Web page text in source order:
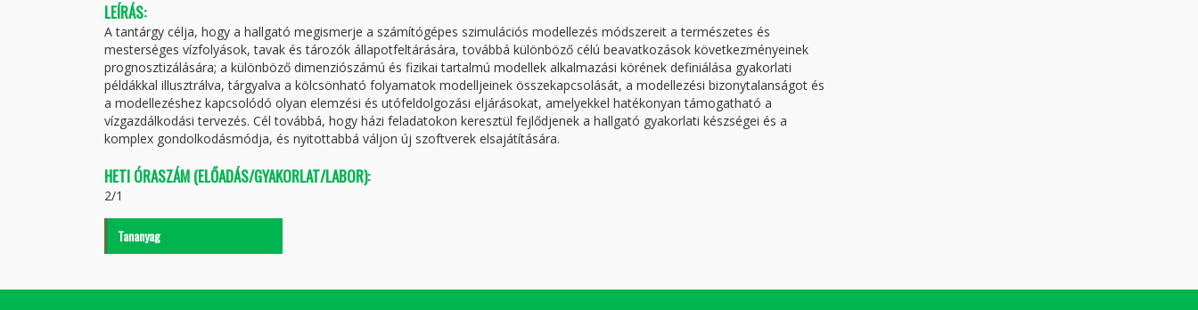
LEÍRÁS:
A tantárgy célja, hogy a hallgató megismerje a számítógépes szimulációs modellezés módszereit a természetes és
mesterséges vízfolyások, tavak és tározók állapotfeltárására, továbbá különböző célú beavatkozások következményeinek
prognosztizálására; a különböző dimenziószámú és fizikai tartalmú modellek alkalmazási körének definiálása gyakorlati
példákkal illusztrálva, tárgyalva a kölcsönható folyamatok modelljeinek összekapcsolását, a modellezési bizonytalanságot és
a modellezéshez kapcsolódó olyan elemzési és utófeldolgozási eljárásokat, amelyekkel hatékonyan támogatható a
vízgazdálkodási tervezés. Cél továbbá, hogy házi feladatokon keresztül fejlődjenek a hallgató gyakorlati készségei és a
komplex gondolkodásmódja, és nyitottabbá váljon új szoftverek elsajátítására.
HETI ÓRASZÁM (ELŐADÁS/GYAKORLAT/LABOR):
2/1
Tananyag